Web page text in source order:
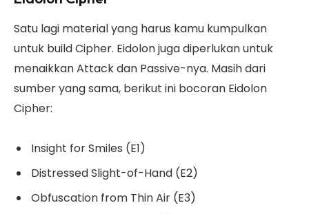
Satu lagi material yang harus kamu kumpulkan
untuk build Cipher. Eidolon juga diperlukan untuk
menaikkan Attack dan Passive-nya. Masih dari
sumber yang sama, berikut ini bocoran Eidolon
Cipher:
Insight for Smiles (E1)
Distressed Slight-of-Hand (E2)
Obfuscation from Thin Air (E3)